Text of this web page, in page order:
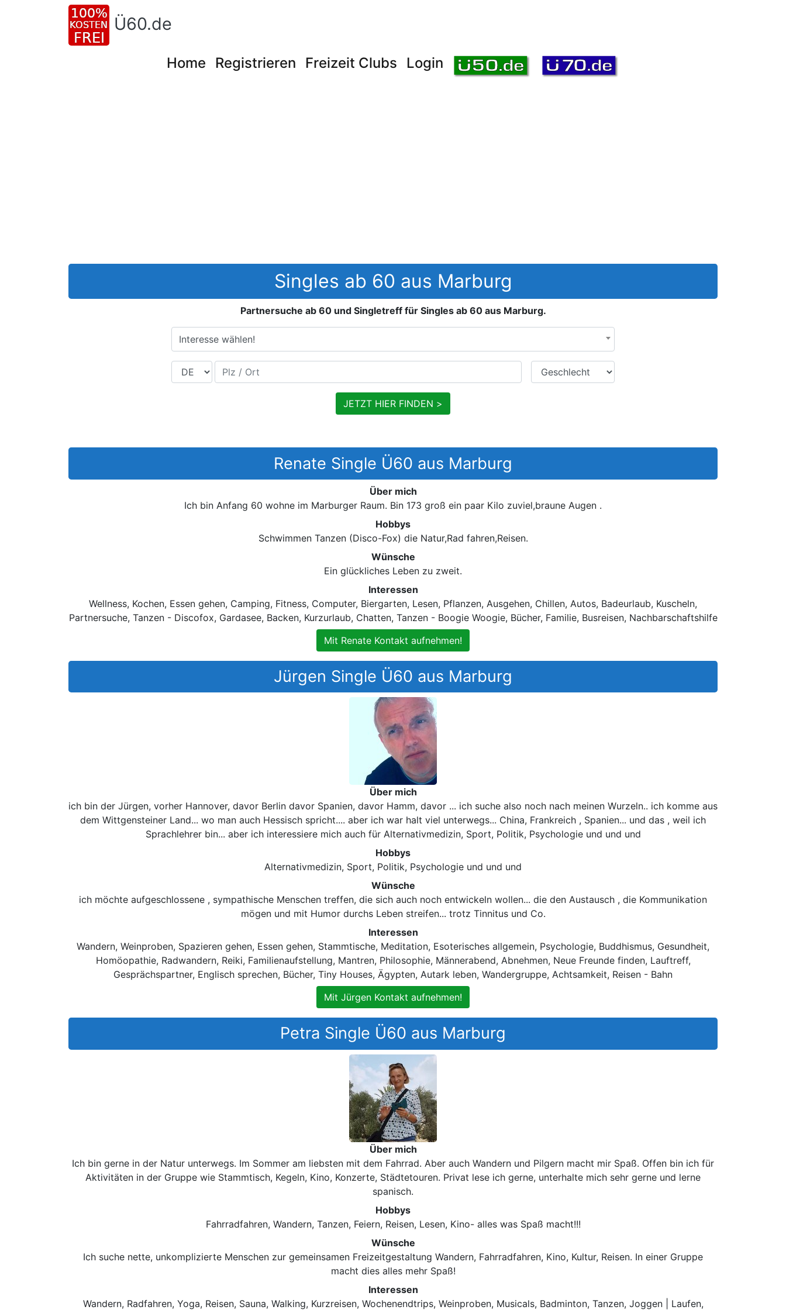
Ü60.de
Home Registrieren Freizeit Clubs Login
Singles ab 60 aus Marburg
Partnersuche ab 60 und Singletreff für Singles ab 60 aus Marburg.
Interesse wählen!
Land Plz / Ort Geschlecht
JETZT HIER FINDEN >
Renate Single Ü60 aus Marburg
Über mich
Ich bin Anfang 60 wohne im Marburger Raum. Bin 173 groß ein paar Kilo zuviel,braune Augen .
Hobbys
Schwimmen Tanzen (Disco-Fox) die Natur,Rad fahren,Reisen.
Wünsche
Ein glückliches Leben zu zweit.
Interessen
Wellness, Kochen, Essen gehen, Camping, Fitness, Computer, Biergarten, Lesen, Pflanzen, Ausgehen, Chillen, Autos, Badeurlaub, Kuscheln,
Partnersuche, Tanzen - Discofox, Gardasee, Backen, Kurzurlaub, Chatten, Tanzen - Boogie Woogie, Bücher, Familie, Busreisen, Nachbarschaftshilfe
Mit Renate Kontakt aufnehmen!
Jürgen Single Ü60 aus Marburg
Über mich
ich bin der Jürgen, vorher Hannover, davor Berlin davor Spanien, davor Hamm, davor ... ich suche also noch nach meinen Wurzeln.. ich komme aus
dem Wittgensteiner Land... wo man auch Hessisch spricht.... aber ich war halt viel unterwegs... China, Frankreich , Spanien... und das , weil ich
Sprachlehrer bin... aber ich interessiere mich auch für Alternativmedizin, Sport, Politik, Psychologie und und und
Hobbys
Alternativmedizin, Sport, Politik, Psychologie und und und
Wünsche
ich möchte aufgeschlossene , sympathische Menschen treffen, die sich auch noch entwickeln wollen... die den Austausch , die Kommunikation
mögen und mit Humor durchs Leben streifen... trotz Tinnitus und Co.
Interessen
Wandern, Weinproben, Spazieren gehen, Essen gehen, Stammtische, Meditation, Esoterisches allgemein, Psychologie, Buddhismus, Gesundheit,
Homöopathie, Radwandern, Reiki, Familienaufstellung, Mantren, Philosophie, Männerabend, Abnehmen, Neue Freunde finden, Lauftreff,
Gesprächspartner, Englisch sprechen, Bücher, Tiny Houses, Ägypten, Autark leben, Wandergruppe, Achtsamkeit, Reisen - Bahn
Mit Jürgen Kontakt aufnehmen!
Petra Single Ü60 aus Marburg
Über mich
Ich bin gerne in der Natur unterwegs. Im Sommer am liebsten mit dem Fahrrad. Aber auch Wandern und Pilgern macht mir Spaß. Offen bin ich für
Aktivitäten in der Gruppe wie Stammtisch, Kegeln, Kino, Konzerte, Städtetouren. Privat lese ich gerne, unterhalte mich sehr gerne und lerne
spanisch.
Hobbys
Fahrradfahren, Wandern, Tanzen, Feiern, Reisen, Lesen, Kino- alles was Spaß macht!!!
Wünsche
Ich suche nette, unkomplizierte Menschen zur gemeinsamen Freizeitgestaltung Wandern, Fahrradfahren, Kino, Kultur, Reisen. In einer Gruppe
macht dies alles mehr Spaß!
Interessen
Wandern, Radfahren, Yoga, Reisen, Sauna, Walking, Kurzreisen, Wochenendtrips, Weinproben, Musicals, Badminton, Tanzen, Joggen | Laufen,